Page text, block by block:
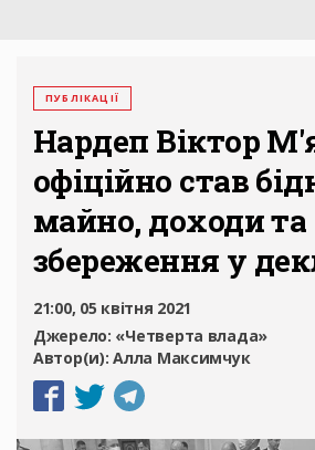
ПУБЛІКАЦІЇ
Нардеп Віктор
офіційно став
майно, доходи та
збереження у
21:00, 05 квітня 2021
Джерело: «Четверта влада»
Автор(и):Алла Максимчук